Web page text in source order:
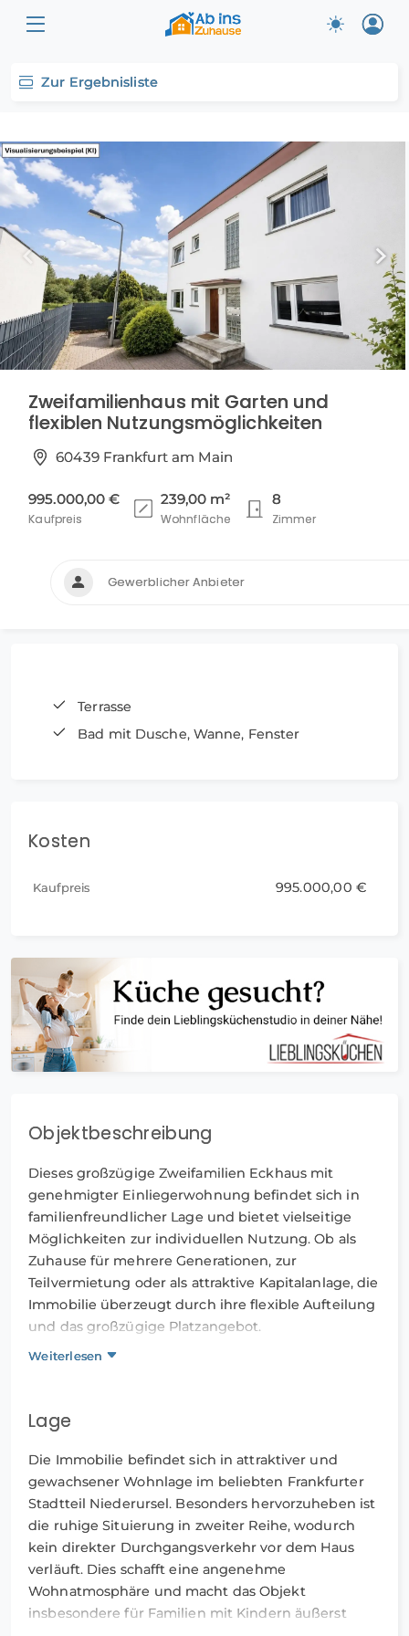
Zur Ergebnisliste
Gewerblicher Anbieter
Zweifamilienhaus mit Garten und
flexiblen Nutzungsmöglichkeiten
60439 Frankfurt am Main
995.000,00 €
Kaufpreis
239,00 m²
Wohnfläche
8
Zimmer
Terrasse
Bad mit Dusche, Wanne, Fenster
Kosten
Kaufpreis 995.000,00 €
Objektbeschreibung
Dieses großzügige Zweifamilien Eckhaus mit
genehmigter Einliegerwohnung befindet sich in
familienfreundlicher Lage und bietet vielseitige
Möglichkeiten zur individuellen Nutzung. Ob als
Zuhause für mehrere Generationen, zur
Teilvermietung oder als attraktive Kapitalanlage, die
Immobilie überzeugt durch ihre flexible Aufteilung
und das großzügige Platzangebot.
direktem Zugang ins Grüne. Die genehmigte
Einliegerwohnung im Untergeschoss eignet sich
ideal zur Vermietung, als Homeoffice oder für
Familienangehörige.
Das massiv gebaute Haus verfügt über großzügige
Wohnbereiche, einen voll unterkellerten Bereich
sowie zahlreiche Nutzungs und
Gestaltungsmöglichkeiten.
Weiterlesen
Lage
Die Immobilie befindet sich in attraktiver und
gewachsener Wohnlage im beliebten Frankfurter
Stadtteil Niederursel. Besonders hervorzuheben ist
die ruhige Situierung in zweiter Reihe, wodurch
kein direkter Durchgangsverkehr vor dem Haus
verläuft. Dies schafft eine angenehme
Wohnatmosphäre und macht das Objekt
insbesondere für Familien mit Kindern äußerst